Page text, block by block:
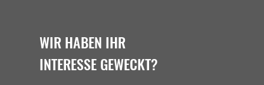
WIR HABEN IHR
INTERESSE GEWECKT?